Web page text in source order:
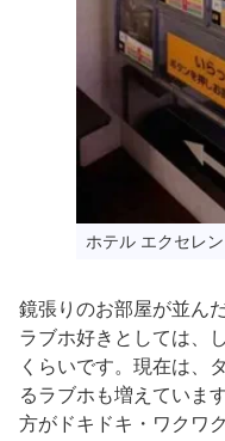
ホテル エクセレン
鏡張りのお部屋が並ん
ラブホ好きとしては、
くらいです。現在は、
るラブホも増えていま
方がドキドキ・ワクワ